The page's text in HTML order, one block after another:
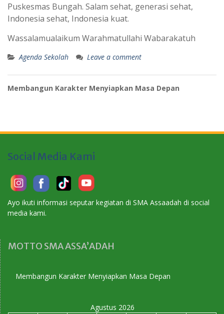
Puskesmas Bungah. Salam sehat, generasi sehat,
Indonesia sehat, Indonesia kuat.
Wassalamualaikum Warahmatullahi Wabarakatuh
Agenda Sekolah Leave a comment
Membangun Karakter Menyiapkan Masa Depan
Social Media Kami
Ayo ikuti informasi seputar kegiatan di SMA Assaadah di social
media kami.
MOTTO SMA ASSA’ADAH
Karakter Menyiapkan Masa Depan
Agustus 2026